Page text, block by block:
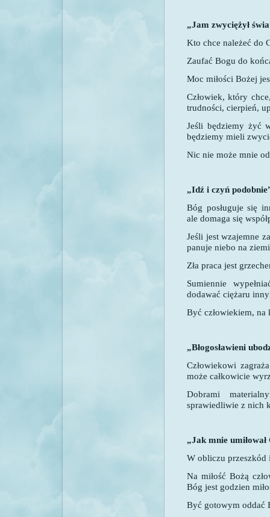
„Jam zwyciężył
Kto chce należeć do
Zaufać Bogu do
Moc miłości Bożej
Człowiek, który
trudności, cierpień,
Jeśli będziemy żyć
będziemy mieli
Nic nie może mnie
„Idź i czyń
Bóg posługuje się
ale domaga się
Jeśli jest wzajemne
panuje niebo na
Zła praca jest
Sumiennie
dodawać ciężaru
Być człowiekiem,
„Błogosławieni
Człowiekowi
może całkowicie
Dobrami
sprawiedliwie z nich
„Jak mnie
W obliczu przeszkód
Na miłość Bożą
Bóg jest godzien
Być gotowym oddać